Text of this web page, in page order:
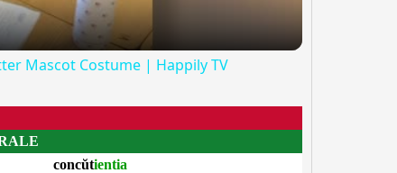
Mascot Costume | Happily TV
concŭtientia